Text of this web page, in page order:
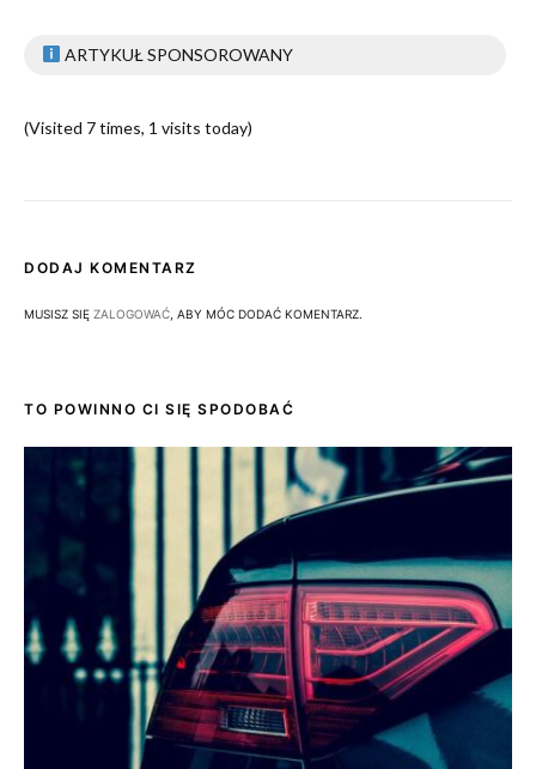
ARTYKUŁ SPONSOROWANY
(Visited 7 times, 1 visits today)
DODAJ KOMENTARZ
MUSISZ SIĘ ZALOGOWAĆ , ABY MÓC DODAĆ KOMENTARZ.
TO POWINNO CI SIĘ SPODOBAĆ